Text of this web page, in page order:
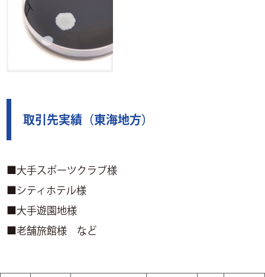
取引先実績（東海地方）
■大手スポーツクラブ様
■シティホテル様
■大手遊園地様
■老舗旅館様 など